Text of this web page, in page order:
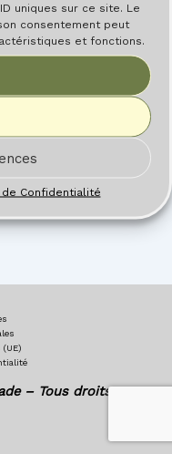
uniques sur ce site. Le
consentement peut
et fonctions.
Confidentialité
(UE)
– Tous droits